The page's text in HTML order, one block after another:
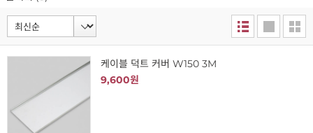
케이블 덕트 커버 W150 3M
9,600원